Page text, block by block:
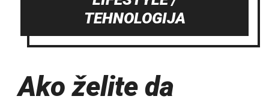
TEHNOLOGIJA
Ako želite da